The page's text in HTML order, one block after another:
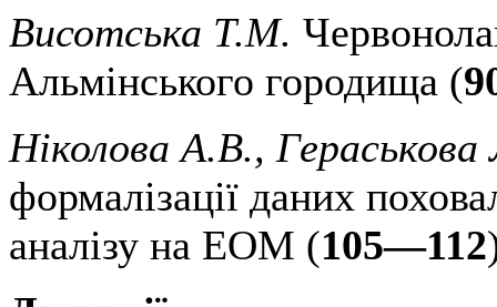
Висотська Т.М.
Альмінського городища (
Ніколова А.В.,
формалізації даних
аналізу на ЕОМ (105—112